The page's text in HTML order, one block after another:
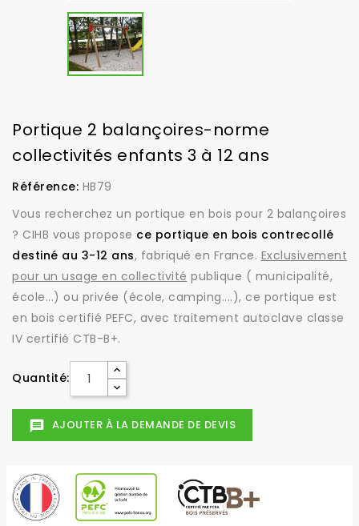
Portique 2 balançoires-norme
collectivités enfants 3 à 12 ans
Référence: HB79
Vous recherchez un portique en bois pour 2 balançoires
? CIHB vous propose ce portique en bois contrecollé
destiné au 3-12 ans, fabriqué en France. Exclusivement
pour un usage en collectivité publique ( municipalité,
école...) ou privée (école, camping....), ce portique est
en bois certifié PEFC, avec traitement autoclave classe
IV certifié CTB-B+.
Quantité:
message AJOUTER À LA DEMANDE DE DEVIS